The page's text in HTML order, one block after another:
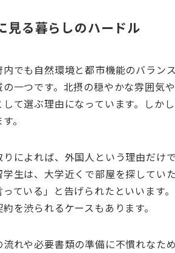
見る暮らしのハードル
でも自然環境と都市機能のバラン
の一つです。北摂の穏やかな雰囲気
て選ぶ理由になっています。しか
。
によれば、外国人という理由だけ
生は、大学近くで部屋を探してい
ている」と告げられたといいます
を渋られるケースもあります。
流れや必要書類の準備に不慣れなた